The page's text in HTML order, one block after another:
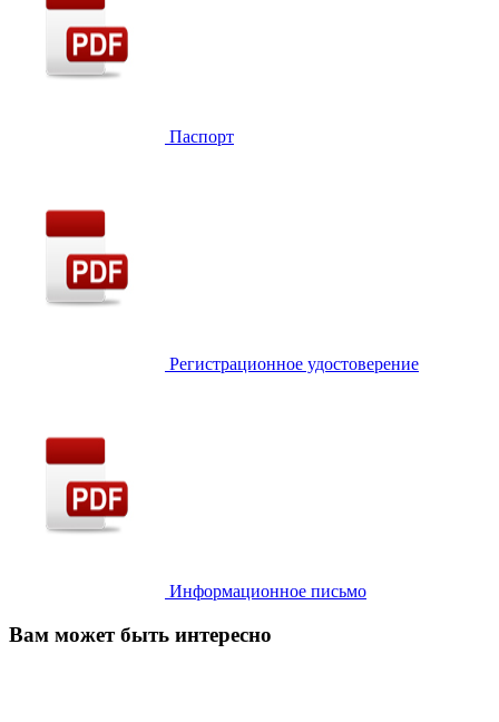
Паспорт
Регистрационное удостоверение
Информационное письмо
Вам может быть интересно